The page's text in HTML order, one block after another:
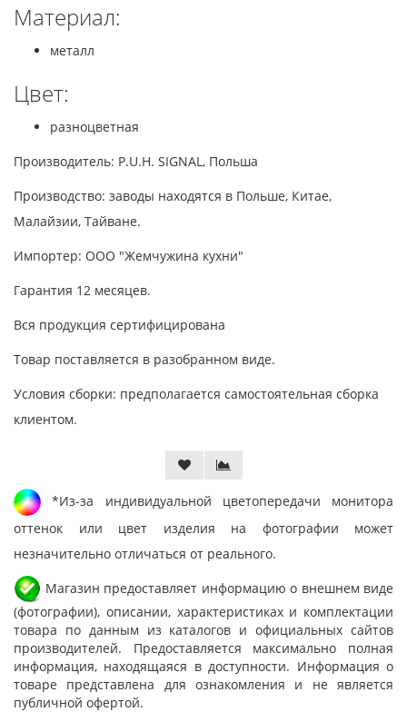
Материал:
металл
Цвет:
разноцветная
Производитель: P.U.H. SIGNAL, Польша
Производство: заводы находятся в Польше, Китае,
Малайзии, Тайване.
Импортер: ООО "Жемчужина кухни"
Гарантия 12 месяцев.
Вся продукция сертифицирована
Товар поставляется в разобранном виде.
Условия сборки: предполагается самостоятельная сборка
клиентом.
*Из-за индивидуальной цветопередачи монитора
оттенок или цвет изделия на фотографии может
незначительно отличаться от реального.
Магазин предоставляет информацию о внешнем виде
(фотографии), описании, характеристиках и комплектации
товара по данным из каталогов и официальных сайтов
производителей. Предоставляется максимально полная
информация, находящаяся в доступности. Информация о
товаре представлена для ознакомления и не является
публичной офертой.